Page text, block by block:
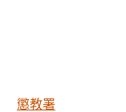
懲教署